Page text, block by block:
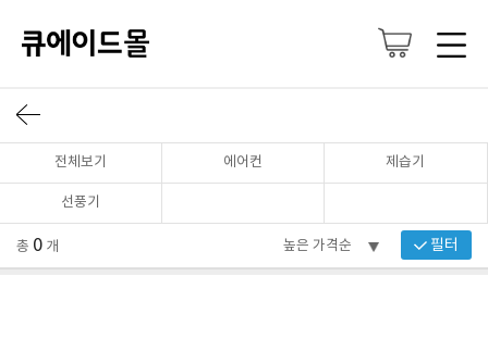
전체보기 에어컨 제습기
선풍기
총 0 개 필터